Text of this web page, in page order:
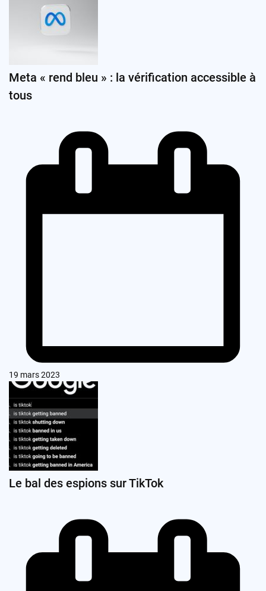
Meta « rend bleu » : la vérification accessible à
tous
19 mars 2023
Le bal des espions sur TikTok